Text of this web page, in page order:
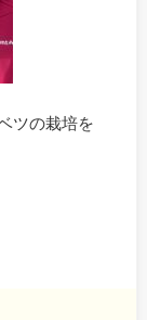
ツの栽培を